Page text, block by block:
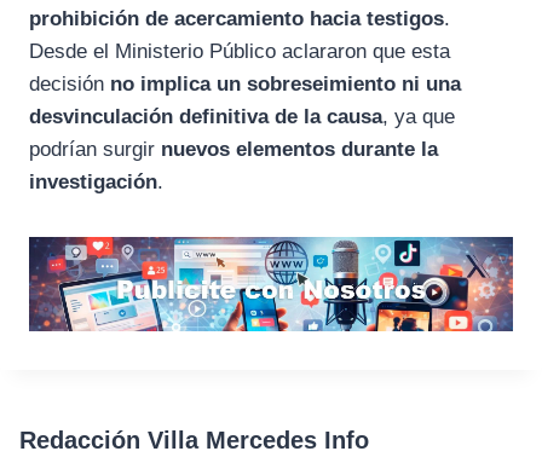
prohibición de acercamiento hacia testigos.
Desde el Ministerio Público aclararon que esta
decisión no implica un sobreseimiento ni una
desvinculación definitiva de la causa, ya que
podrían surgir nuevos elementos durante la
investigación.
Redacción Villa Mercedes Info